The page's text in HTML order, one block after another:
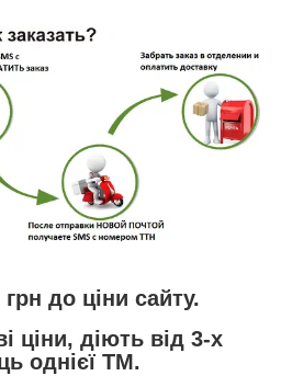
до ціни сайту.
ціни, діють від 3-х
однієї ТМ.